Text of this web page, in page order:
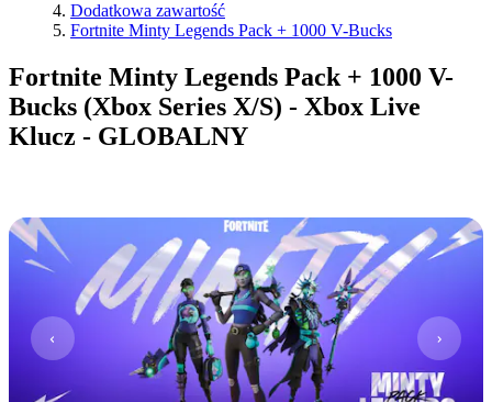
Dodatkowa zawartość
Fortnite Minty Legends Pack + 1000 V-Bucks
Fortnite Minty Legends Pack + 1000 V-
Bucks (Xbox Series X/S) - Xbox Live
Klucz - GLOBALNY